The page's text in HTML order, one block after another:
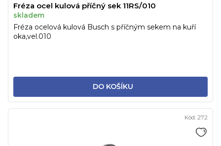
Fréza ocel kulová příčný sek 11RS/010
skladem
DO KOŠÍKU
Fréza ocelová kulová Busch s příčným sekem na kuří
oka,vel.010
Kód: 272